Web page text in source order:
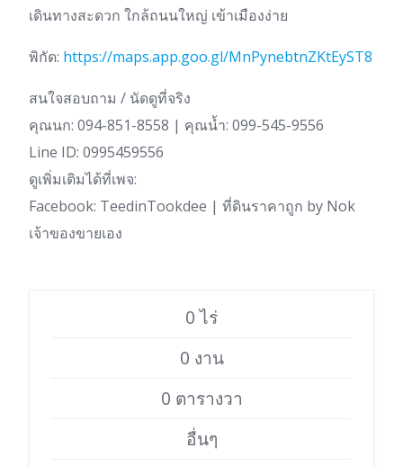
เดินทางสะดวก ใกล้ถนนใหญ่ เข้าเมืองง่าย
พิกัด: https://maps.app.goo.gl/MnPynebtnZKtEyST8
สนใจสอบถาม / นัดดูที่จริง
คุณนก: 094-851-8558 | คุณน้ำ: 099-545-9556
Line ID: 0995459556
ดูเพิ่มเติมได้ที่เพจ:
Facebook: TeedinTookdee | ที่ดินราคาถูก by Nok
เจ้าของขายเอง
0 ไร่
0 งาน
0 ตารางวา
อื่นๆ